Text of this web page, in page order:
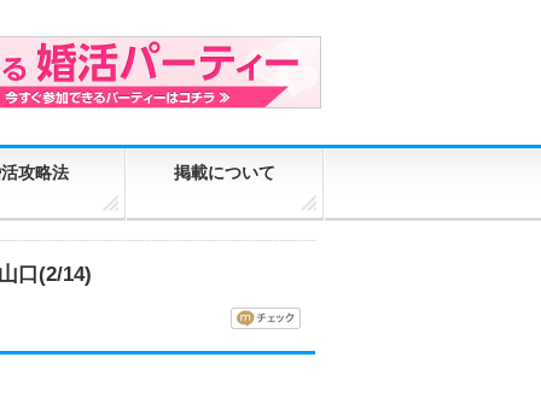
攻略法 掲載について
口(2/14)